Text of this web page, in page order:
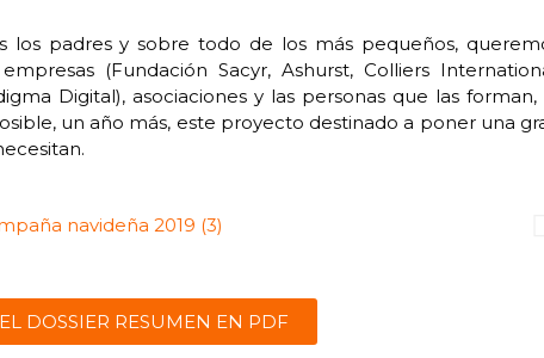
los padres y sobre todo de los más pequeños,
(Fundación Sacyr, Ashurst, Colliers
Digital), asociaciones y las personas que las forman,
un año más, este proyecto destinado a poner una
DOSSIER RESUMEN EN PDF